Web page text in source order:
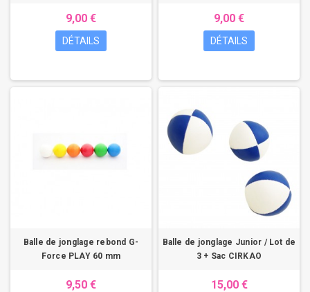
9,00 €
DÉTAILS
9,00 €
DÉTAILS
Balle de jonglage rebond G-
Force PLAY 60 mm
9,50 €
Balle de jonglage Junior / Lot de
3 + Sac CIRKAO
15,00 €